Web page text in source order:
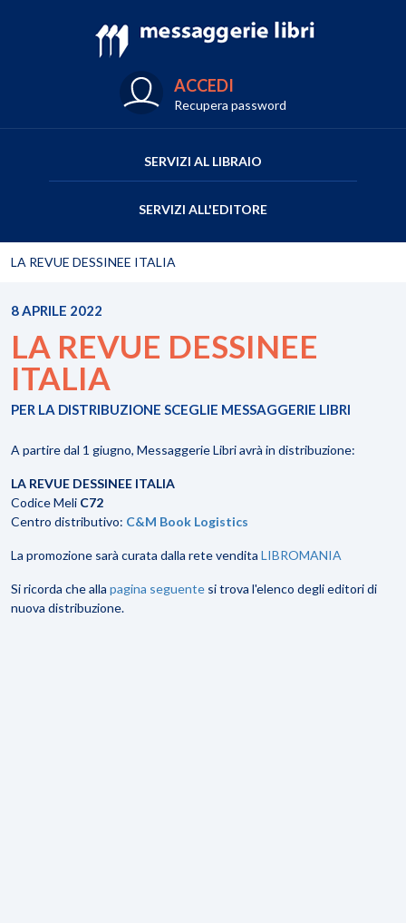
ACCEDI
Recupera password
SERVIZI AL LIBRAIO
SERVIZI ALL'EDITORE
LA REVUE DESSINEE ITALIA
8 APRILE 2022
LA REVUE DESSINEE
ITALIA
PER LA DISTRIBUZIONE SCEGLIE MESSAGGERIE LIBRI
A partire dal 1 giugno, Messaggerie Libri avrà in distribuzione:
LA REVUE DESSINEE ITALIA
Codice Meli C72
Centro distributivo: C&M Book Logistics
La promozione sarà curata dalla rete vendita LIBROMANIA
Si ricorda che alla pagina seguente si trova l'elenco degli editori di
nuova distribuzione.